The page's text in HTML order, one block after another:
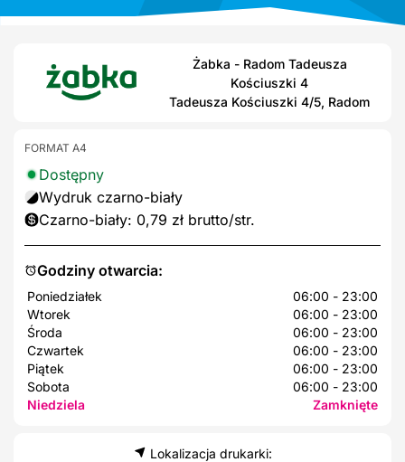
Żabka - Radom Tadeusza
Kościuszki 4
Tadeusza Kościuszki 4/5, Radom
Godziny otwarcia:
Poniedziałek
06:00 - 23:00
Wtorek
06:00 - 23:00
Środa
06:00 - 23:00
Czwartek
06:00 - 23:00
Piątek
06:00 - 23:00
Sobota
06:00 - 23:00
Niedziela
Zamknięte
FORMAT A4
Dostępny
Wydruk czarno-biały
Czarno-biały: 0,79 zł brutto/str.
Lokalizacja drukarki: